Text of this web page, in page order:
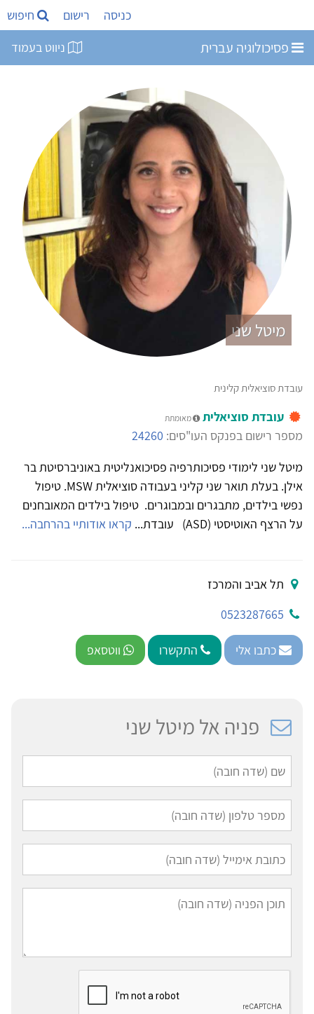
כניסה רישום חיפוש
פסיכולוגיה עברית ניווט בעמוד
מיטל שני
עובדת סוציאלית קלינית
עובדת סוציאלית מאומתת
מספר רישום בפנקס העו"סים: 24260
מיטל שני לימודי פסיכותרפיה פסיכואנליטית באוניברסיטת בר
אילן. בעלת תואר שני קליני בעבודה סוציאלית MSW. טיפול
נפשי בילדים, מתבגרים ובמבוגרים. טיפול בילדים המאובחנים
על הרצף האוטיסטי (ASD) עובדת...
קראו אודותיי בהרחבה...
תל אביב והמרכז
0523287665
כתבו אלי התקשרו ווטסאפ
פניה אל מיטל שני